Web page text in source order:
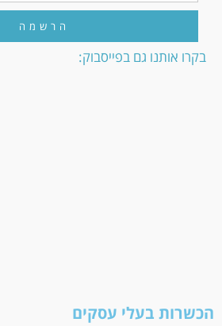
בקרו אותנו גם בפייסבוק:
הרשמה
הכשרות בעלי עסקים